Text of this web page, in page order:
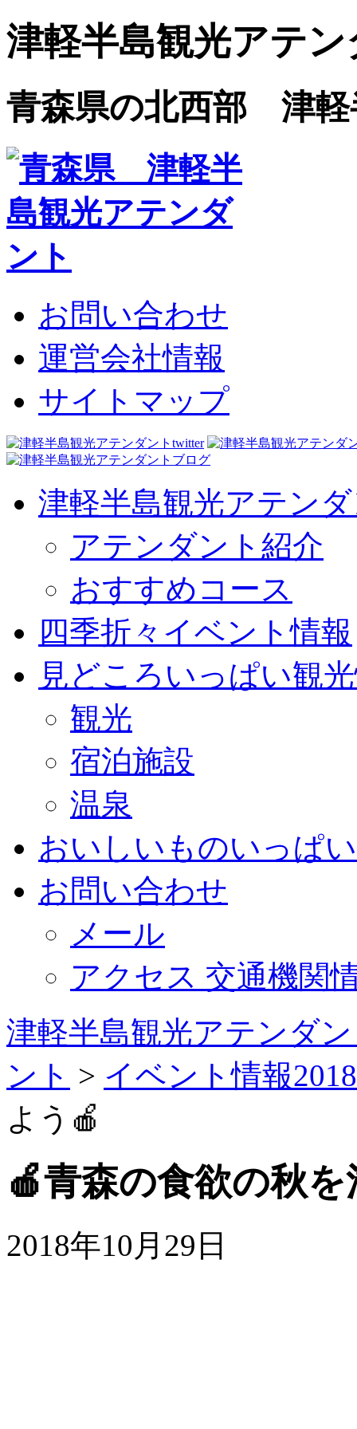
津軽半島観光アテ
青森県の北西部 津軽
お問い合わせ
運営会社情報
サイトマップ
津軽半島観光アテン
アテンダント紹介
おすすめコース
四季折々イベント情報
見どころいっぱい観
観光
宿泊施設
温泉
おいしいものいっぱ
お問い合わせ
メール
アクセス 交通機関
津軽半島観光アテンダ
ント > イベント情報2018
よう🍎
🍎青森の食欲の秋
2018年10月29日